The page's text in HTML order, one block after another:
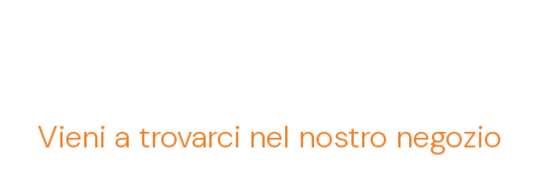
Vieni a trovarci nel nostro negozio